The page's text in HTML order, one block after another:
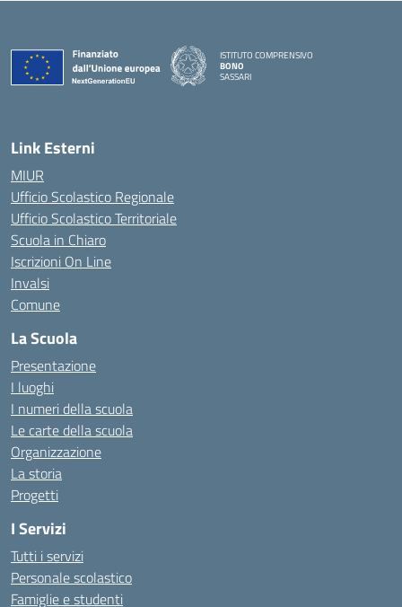
ISTITUTO COMPRENSIVO
BONO
SASSARI
Link Esterni
MIUR
Ufficio Scolastico Regionale
Ufficio Scolastico Territoriale
Scuola in Chiaro
Iscrizioni On Line
Invalsi
Comune
La Scuola
Presentazione
I luoghi
I numeri della scuola
Le carte della scuola
Organizzazione
La storia
Progetti
I Servizi
Tutti i servizi
Personale scolastico
Famiglie e studenti